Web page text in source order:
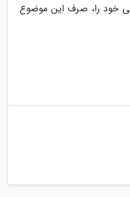
خود را، صرف این موضوع